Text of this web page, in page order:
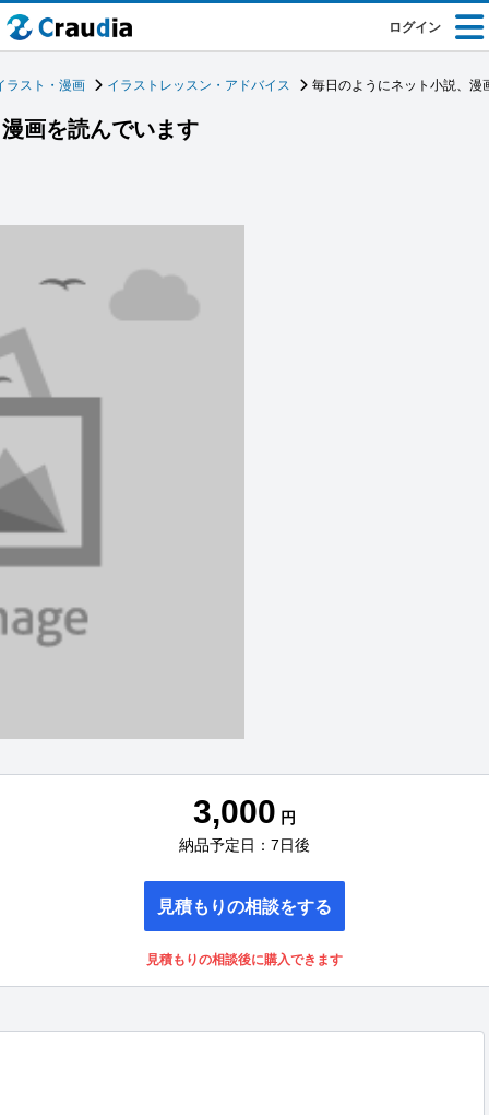
ログイン
ラスト・漫画 イラストレッスン・アドバイス 毎日のようにネット小説、漫
画を読んでいます
3,000 円
納品予定日：7日後
見積もりの相談をする
見積もりの相談後に購入できます